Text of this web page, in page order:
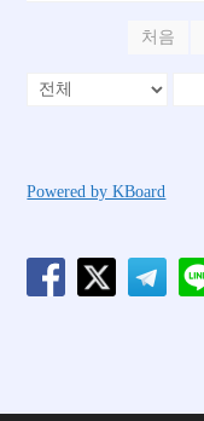
처음
Powered by KBoard